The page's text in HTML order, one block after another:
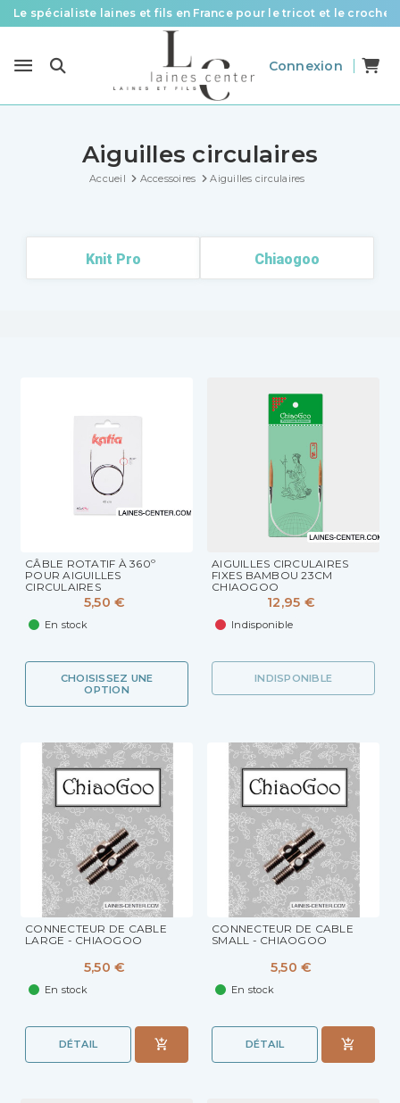
Des fils de qualité à tous les prix pour toutes vos envies !
Livraison offerte à partir de 58 € d’achat
Connexion
Aiguilles circulaires
Accueil Accessoires Aiguilles circulaires
Knit Pro Chiaogoo
CÂBLE ROTATIF À 360º
POUR AIGUILLES
CIRCULAIRES
5,50 €
En stock
CHOISISSEZ UNE
OPTION
AIGUILLES CIRCULAIRES
FIXES BAMBOU 23CM
CHIAOGOO
12,95 €
Indisponible
INDISPONIBLE
CONNECTEUR DE CABLE
LARGE - CHIAOGOO
5,50 €
En stock
DÉTAIL
CONNECTEUR DE CABLE
SMALL - CHIAOGOO
5,50 €
En stock
DÉTAIL